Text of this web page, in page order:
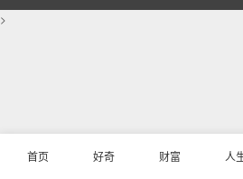
首页 好奇 财富 人
>